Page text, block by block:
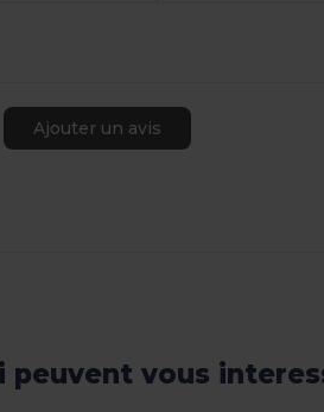
Ajouter un avis
peuvent vous